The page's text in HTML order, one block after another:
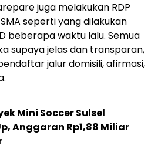
juga melakukan RDP
seperti yang dilakukan
beberapa waktu lalu. Semua
supaya jelas dan transparan,
jalur domisili, afirmasi,
Mini Soccer Sulsel
Anggaran Rp1,88 Miliar